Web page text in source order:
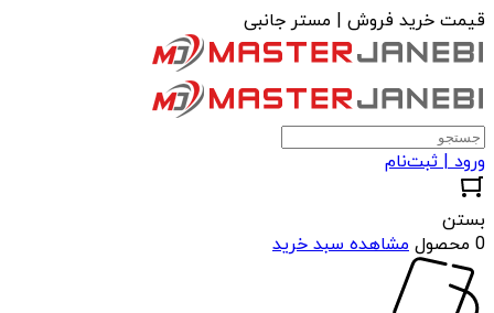
قیمت خرید فروش | مستر جانبی
ورود | ثبت‌نام
بستن
0 محصول
مشاهده سبد خرید